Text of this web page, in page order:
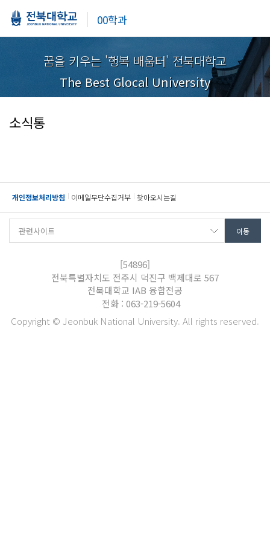
00학과
꿈을 키우는 '행복 배움터' 전북대학교
The Best Glocal University
소식통
개인정보처리방침 이메일무단수집거부 찾아오시는길
[54896]
전북특별자치도 전주시 덕진구 백제대로 567
전북대학교 IAB 융합전공
전화 : 063-219-5604
Copyright © Jeonbuk National University. All rights reserved.